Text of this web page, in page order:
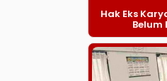
Hak Eks
Belum